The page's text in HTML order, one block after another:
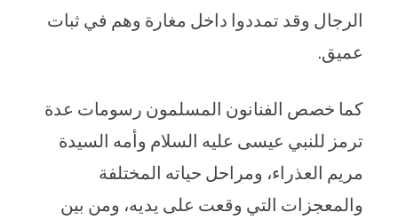
الرجال وقد تمددوا داخل مغارة وهم في ثبات
عميق.
كما خصص الفنانون المسلمون رسومات عدة
ترمز للنبي عيسى عليه السلام وأمه السيدة
مريم العذراء، ومراحل حياته المختلفة
والمعجزات التي وقعت على يديه، ومن بين